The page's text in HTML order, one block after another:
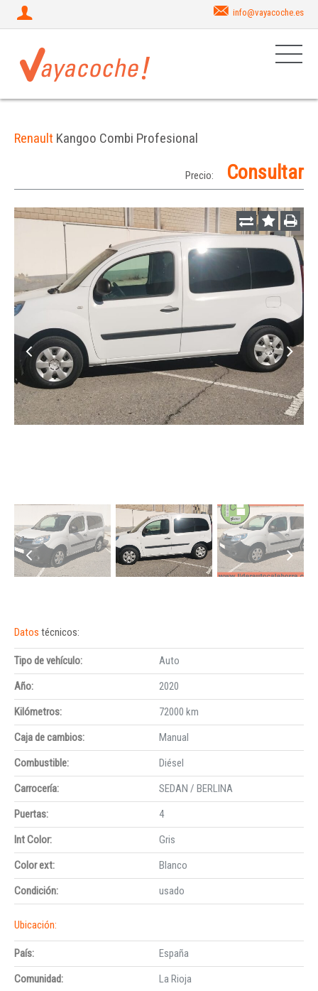
info@vayacoche.es
Renault Kangoo Combi Profesional
Precio: Consultar
Datos técnicos:
Tipo de vehículo:
Auto
Año:
2020
Kilómetros:
72000 km
Caja de cambios:
Manual
Combustible:
Diésel
Carrocería:
SEDAN / BERLINA
Puertas:
4
Int Color:
Gris
Color ext:
Blanco
Condición:
usado
Ubicación:
País:
España
Comunidad:
La Rioja